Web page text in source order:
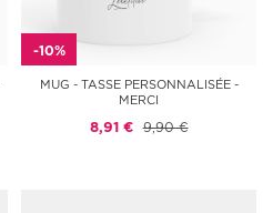
-10%
MUG - TASSE PERSONNALISÉE -
MERCI
8,91 € 9,90 €